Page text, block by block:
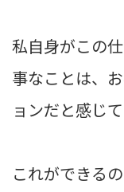
私自身がこの
事なことは、
ョンだと感じて
これができる